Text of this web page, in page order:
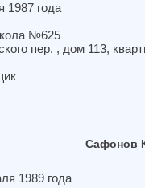
1987 года
№625
пер. , дом 113,
Сафонов
1989 года